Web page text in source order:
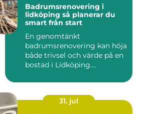
Badrumsrenovering i
lidköping så planerar du
smart från start
En genomtänkt
badrumsrenovering kan höja
både trivsel och värde på en
bostad i Lidköping.
31. jul